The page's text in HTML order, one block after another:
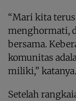
“Mari kita
menghormati,
bersama.
komunitas
miliki,” katanya.
Setelah